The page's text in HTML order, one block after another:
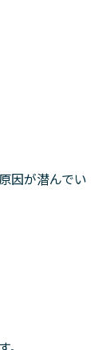
因が潜んでい